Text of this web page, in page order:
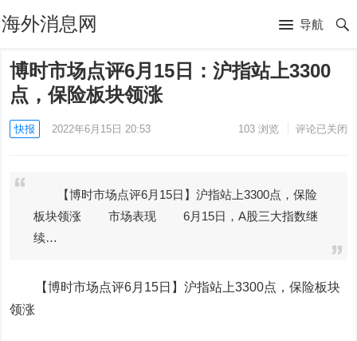
海外消息网 导航
博时市场点评6月15日：沪指站上3300
点，保险板块领涨
快报 2022年6月15日 20:53 103浏览 评论已关闭
【博时市场点评6月15日】沪指站上3300点，保险
板块领涨 市场表现 6月15日，A股三大指数继
续…
【博时市场点评6月15日】沪指站上3300点，保险板块
领涨